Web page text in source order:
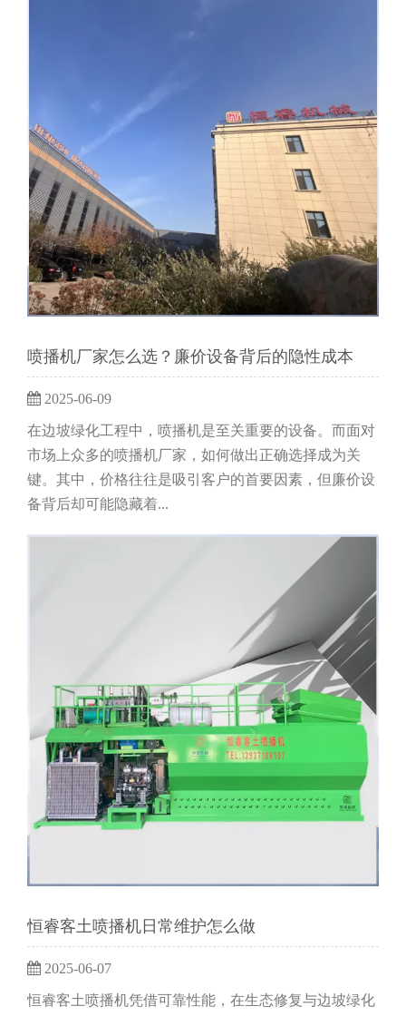
喷播机厂家怎么选？廉价设备背后的隐性成本​
2025-06-09
在边坡绿化工程中，喷播机是至关重要的设备。而面对
市场上众多的喷播机厂家，如何做出正确选择成为关
键。其中，价格往往是吸引客户的首要因素，但廉价设
备背后却可能隐藏着...
恒睿客土喷播机日常维护怎么做
2025-06-07
恒睿客土喷播机凭借可靠性能，在生态修复与边坡绿化